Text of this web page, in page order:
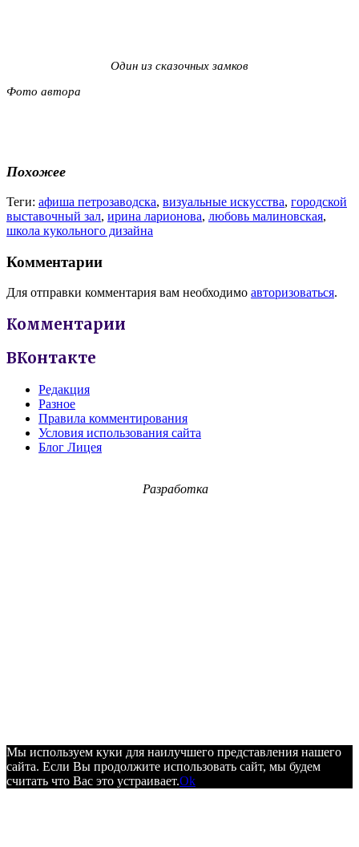
Один из сказочных замков
Фото автора
Похожее
Теги: афиша петрозаводска, визуальные искусства, городской
выставочный зал, ирина ларионова, любовь малиновская,
школа кукольного дизайна
Комментарии
Для отправки комментария вам необходимо авторизоваться.
Комментарии
ВКонтакте
Редакция
Разное
Правила комментирования
Условия использования сайта
Блог Лицея
Разработка
Мы используем куки для наилучшего представления нашего
сайта. Если Вы продолжите использовать сайт, мы будем
считать что Вас это устраивает.Ok